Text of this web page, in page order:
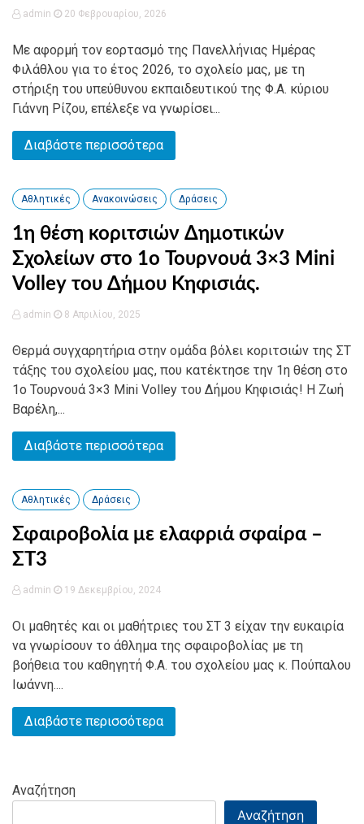
admin 20 Φεβρουαρίου, 2026
Με αφορμή τον εορτασμό της Πανελλήνιας Ημέρας
Φιλάθλου για το έτος 2026, το σχολείο μας, με τη
στήριξη του υπεύθυνου εκπαιδευτικού της Φ.Α. κύριου
Γιάννη Ρίζου, επέλεξε να γνωρίσει...
Διαβάστε περισσότερα
Αθλητικές Ανακοινώσεις Δράσεις
1η θέση κοριτσιών Δημοτικών
Σχολείων στο 1ο Τουρνουά 3×3 Μini
Volley του Δήμου Κηφισιάς.
admin 8 Απριλίου, 2025
Θερμά συγχαρητήρια στην ομάδα βόλει κοριτσιών της ΣΤ
τάξης του σχολείου μας, που κατέκτησε την 1η θέση στο
1ο Τουρνουά 3×3 Μini Volley του Δήμου Κηφισιάς! Η Ζωή
Βαρέλη,...
Διαβάστε περισσότερα
Αθλητικές Δράσεις
Σφαιροβολία με ελαφριά σφαίρα –
ΣΤ3
admin 19 Δεκεμβρίου, 2024
Οι μαθητές και οι μαθήτριες του ΣΤ 3 είχαν την ευκαιρία
να γνωρίσουν το άθλημα της σφαιροβολίας με τη
βοήθεια του καθηγητή Φ.Α. του σχολείου μας κ. Πούπαλου
Ιωάννη....
Διαβάστε περισσότερα
Αναζήτηση
Αναζήτηση